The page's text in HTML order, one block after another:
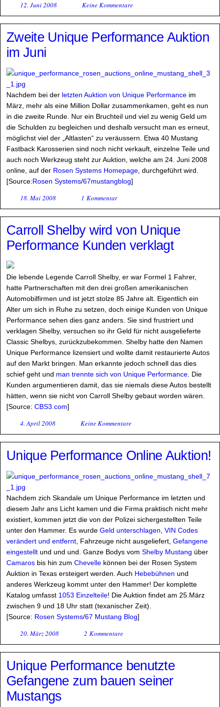
12. Juni 2008 Keine Kommentare
Zweite Unique Performance Auktion
im Juni
Nachdem bei der letzten Auktion von Unique Performance im
März, mehr als eine Million Dollar zusammenkamen, geht es nun
in die zweite Runde. Nur ein Bruchteil und viel zu wenig Geld um
die Schulden zu begleichen und deshalb versucht man es erneut,
möglichst viel der „Altlasten“ zu veräussern. Etwa 40 Mustang
Fastback Karosserien sind noch nicht verkauft, einzelne Teile und
auch noch Werkzeug steht zur Auktion, welche am 24. Juni 2008
online, auf der Rosen Systems Homepage , durchgeführt wird.
[Source:Rosen Systems/67mustangblog]
18. Mai 2008 1 Kommentar
Carroll Shelby wird von Unique
Performance Kunden verklagt
Die lebende Legende Carroll Shelby, er war Formel 1 Fahrer,
hatte Partnerschaften mit den drei großen amerikanischen
Automobilfirmen und ist jetzt stolze 85 Jahre alt. Eigentlich ein
Alter um sich in Ruhe zu setzen, doch einige Kunden von Unique
Performance sehen dies ganz anders. Sie sind frustriert und
verklagen Shelby, versuchen so ihr Geld für nicht ausgelieferte
Classic Shelbys, zurückzubekommen. Shelby hatte den Namen
Unique Performance lizensiert und wollte damit restaurierte Autos
auf den Markt bringen. Man erkannte jedoch schnell das dies
schief geht und man trennte sich von Unique Performance . Die
Kunden argumentieren damit, das sie niemals diese Autos bestellt
hätten, wenn sie nicht von Carroll Shelby gebaut worden wären.
[Source: CBS3.com]
4. April 2008 Keine Kommentare
Unique Performance Online Auktion!
Nachdem zich Skandale um Unique Performance im letzten und
diesem Jahr ans Licht kamen und die Firma praktisch nicht mehr
existiert, kommen jetzt die von der Polizei sichergestellten Teile
unter den Hammer. Es wurde Geld unterschlagen VIN Codes
verändert und entfernt , Fahrzeuge nicht ausgeliefert, Gefangene
eingestellt und und und. Ganze Bodys vom Shelby Mustang über
Camaros bis hin zum Chevelle können bei der Rosen System
Auktion in Texas ersteigert werden. Auch Hebebühnen und
anderes Werkzeug kommt unter den Hammer! Der komplette
Katalog umfasst 1053 Einzelteile! Die Auktion findet am 25.März
zwischen 9 und 18 Uhr statt (texanischer Zeit).
[Source: Rosen Systems/67 Mustang Blog]
20. März 2008 2 Kommentare
Unique Performance benutzte
Gefangene zum bauen seiner
Mustangs